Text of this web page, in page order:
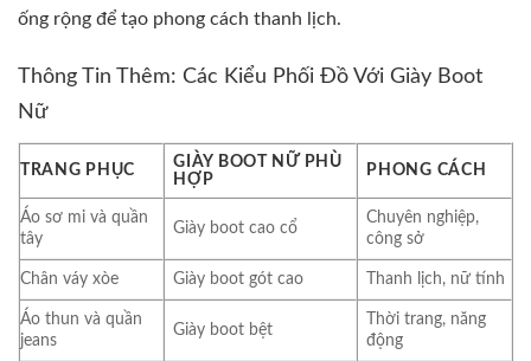
ống rộng để tạo phong cách thanh lịch.
Thông Tin Thêm: Các Kiểu Phối Đồ Với Giày Boot
Nữ
TRANG PHỤC
GIÀY BOOT NỮ PHÙ
HỢP
PHONG CÁCH
Áo sơ mi và quần
tây
Giày boot cao cổ
Chuyên nghiệp,
công sở
Chân váy xòe Giày boot gót cao Thanh lịch, nữ tính
Áo thun và quần
jeans
Giày boot bệt
Thời trang, năng
động